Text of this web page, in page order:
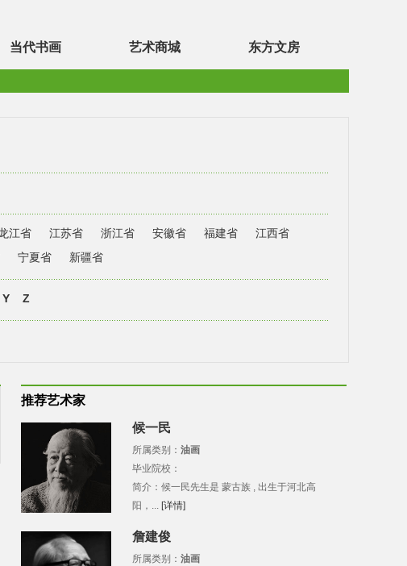
当代书画 艺术商城 东方文房
江省 江苏省 浙江省 安徽省 福建省
江西省
宁夏省 新疆省
Y Z
推荐艺术家
候一民
所属类别： 油画
毕业院校：
简介：候一民先生是 蒙古族 , 出生于河北高
阳，... [详情]
詹建俊
所属类别： 油画